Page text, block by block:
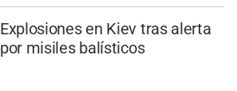
Explosiones en Kiev tras alerta
por misiles balísticos